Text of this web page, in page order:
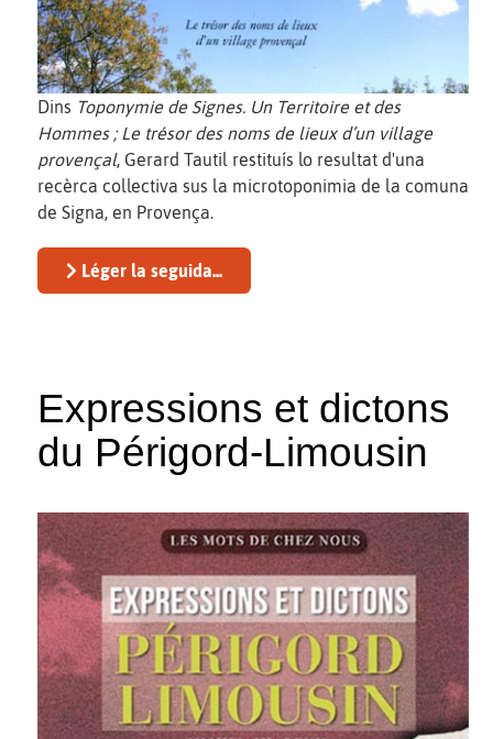
Dins Toponymie de Signes. Un Territoire et des
Hommes ; Le trésor des noms de lieux d’un village
provençal, Gerard Tautil restituís lo resultat d'una
recèrca collectiva sus la microtoponimia de la comuna
de Signa, en Provença.
Léger la seguida...
Expressions et dictons
du Périgord-Limousin